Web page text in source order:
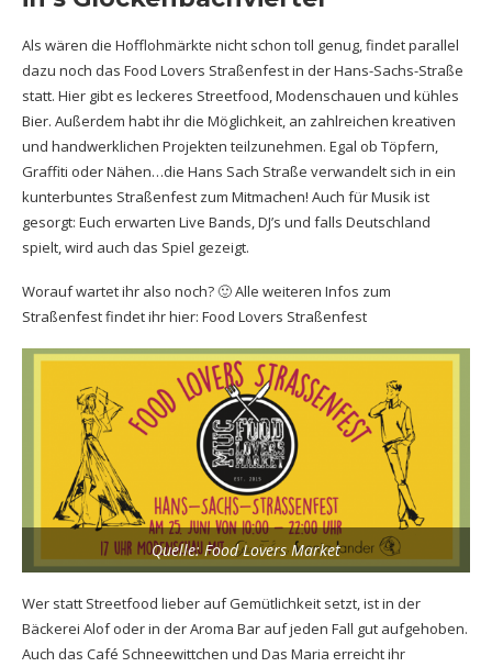
Als wären die Hofflohmärkte nicht schon toll genug, findet parallel
dazu noch das Food Lovers Straßenfest in der Hans-Sachs-Straße
statt. Hier gibt es leckeres Streetfood, Modenschauen und kühles
Bier. Außerdem habt ihr die Möglichkeit, an zahlreichen kreativen
und handwerklichen Projekten teilzunehmen. Egal ob Töpfern,
Graffiti oder Nähen…die Hans Sach Straße verwandelt sich in ein
kunterbuntes Straßenfest zum Mitmachen! Auch für Musik ist
gesorgt: Euch erwarten Live Bands, DJ’s und falls Deutschland
spielt, wird auch das Spiel gezeigt.
Worauf wartet ihr also noch? 🙂 Alle weiteren Infos zum
Straßenfest findet ihr hier: Food Lovers Straßenfest
Quelle: Food Lovers Market
Wer statt Streetfood lieber auf Gemütlichkeit setzt, ist in der
Bäckerei Alofoder in derAroma Bar auf jeden Fall gut aufgehoben.
Auch das Café Schneewittchen und Das Maria erreicht ihr